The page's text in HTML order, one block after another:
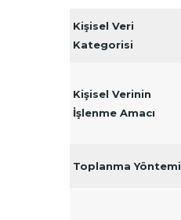
Kişisel Veri
Kategorisi
Kişisel Verinin
İşlenme Amacı
Toplanma Yöntemi